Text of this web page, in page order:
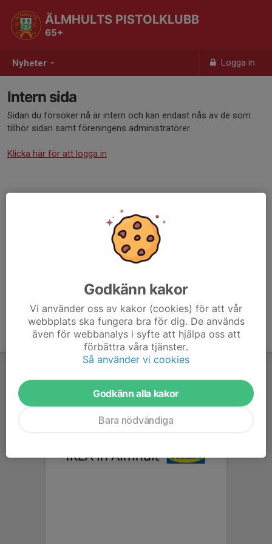
Nyheter Logga in
ÄLMHULTS PISTOLKLUBB
65+
Intern sida
Sidan du försöker nå är intern och kan endast nås av de som
tillhör sidan samt föreningens administratörer.
Klicka här för att logga in
Godkänn kakor
Vi använder oss av kakor (cookies) för att vår
webbplats ska fungera bra för dig. De används
även för webbanalys i syfte att hjälpa oss att
förbättra våra tjänster.
Så använder vi cookies
Godkänn alla kakor
Bara nödvändiga